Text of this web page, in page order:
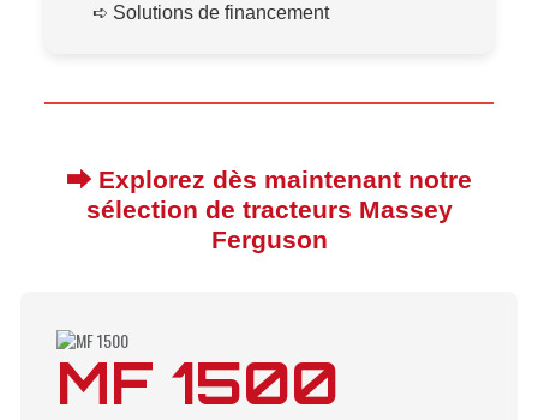
➪ Solutions de financement
⮕ Explorez dès maintenant notre
sélection de tracteurs Massey
Ferguson
MF 1500